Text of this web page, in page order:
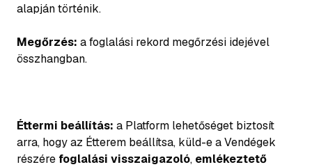
alapján történik.
Megőrzés: a foglalási rekord megőrzési idejével
összhangban.
Éttermi beállítás: a Platform lehetőséget biztosít
arra, hogy az Étterem beállítsa, küld-e a Vendégek
részére foglalási visszaigazoló, emlékeztető